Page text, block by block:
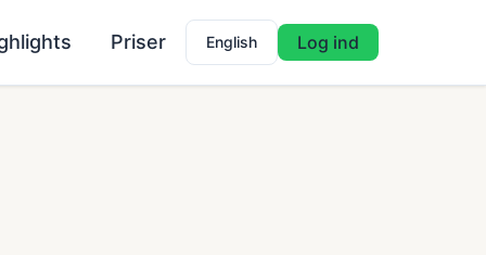
Priser English Log ind